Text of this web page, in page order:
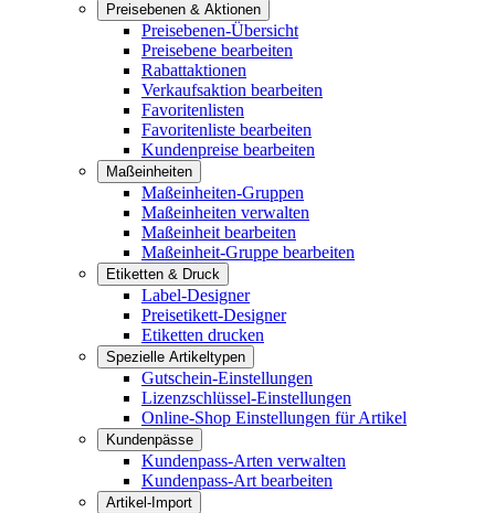
Preisebenen & Aktionen
Preisebenen-Übersicht
Preisebene bearbeiten
Rabattaktionen
Verkaufsaktion bearbeiten
Favoritenlisten
Favoritenliste bearbeiten
Kundenpreise bearbeiten
Maßeinheiten
Maßeinheiten-Gruppen
Maßeinheiten verwalten
Maßeinheit bearbeiten
Maßeinheit-Gruppe bearbeiten
Etiketten & Druck
Label-Designer
Preisetikett-Designer
Etiketten drucken
Spezielle Artikeltypen
Gutschein-Einstellungen
Lizenzschlüssel-Einstellungen
Online-Shop Einstellungen für Artikel
Kundenpässe
Kundenpass-Arten verwalten
Kundenpass-Art bearbeiten
Artikel-Import